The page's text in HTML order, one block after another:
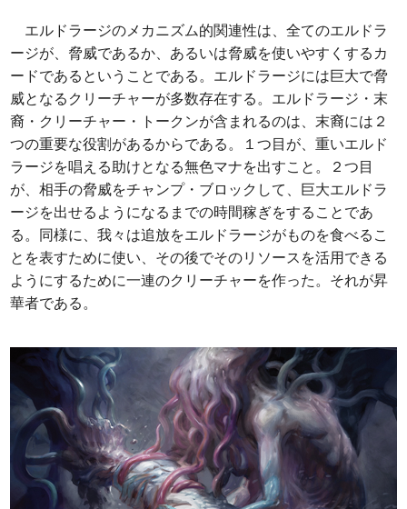
エルドラージのメカニズム的関連性は、全てのエルドラ
ージが、脅威であるか、あるいは脅威を使いやすくするカ
ードであるということである。エルドラージには巨大で脅
威となるクリーチャーが多数存在する。エルドラージ・末
裔・クリーチャー・トークンが含まれるのは、末裔には２
つの重要な役割があるからである。１つ目が、重いエルド
ラージを唱える助けとなる無色マナを出すこと。２つ目
が、相手の脅威をチャンプ・ブロックして、巨大エルドラ
ージを出せるようになるまでの時間稼ぎをすることであ
る。同様に、我々は追放をエルドラージがものを食べるこ
とを表すために使い、その後でそのリソースを活用できる
ようにするために一連のクリーチャーを作った。それが昇
華者である。